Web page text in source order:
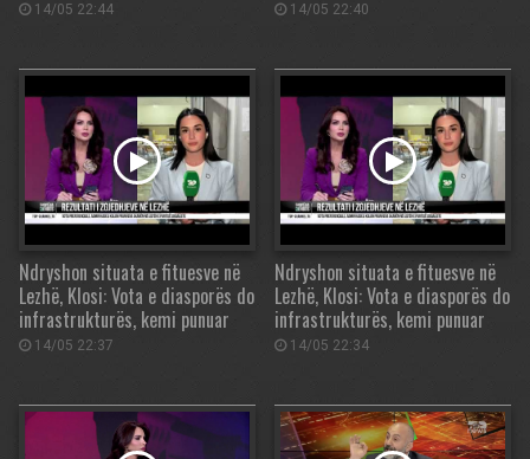
14/05 22:44 14/05 22:40
Ndryshon situata e fituesve në
Lezhë, Klosi: Vota e diasporës do
infrastrukturës, kemi punuar
14/05 22:37
Ndryshon situata e fituesve në
Lezhë, Klosi: Vota e diasporës do
infrastrukturës, kemi punuar
14/05 22:34